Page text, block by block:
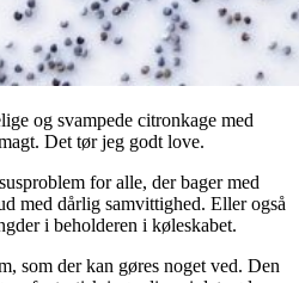
og svampede citronkage med
Det tør jeg godt love.
for alle, der bager med
med dårlig samvittighed. Eller også
i beholderen i køleskabet.
som der kan gøres noget ved. Den